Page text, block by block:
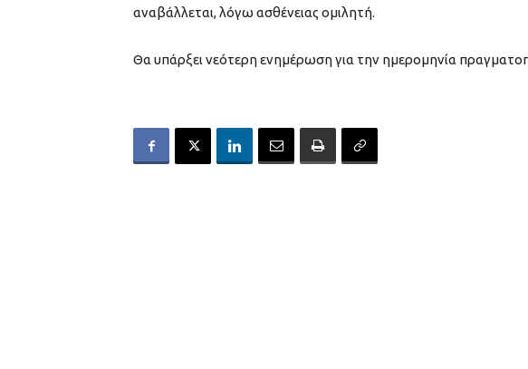
αναβάλλεται, λόγω ασθένειας ομιλητή.
Θα υπάρξει νεότερη ενημέρωση για την ημερομηνία